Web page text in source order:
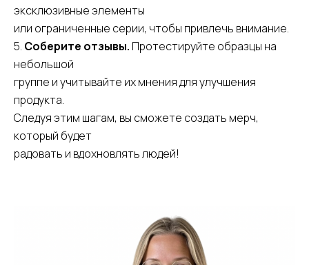
эксклюзивные элементы
или ограниченные серии, чтобы привлечь внимание.
5. Соберите отзывы. Протестируйте образцы на
небольшой
группе и учитывайте их мнения для улучшения
продукта.
Следуя этим шагам, вы сможете создать мерч,
который будет
радовать и вдохновлять людей!